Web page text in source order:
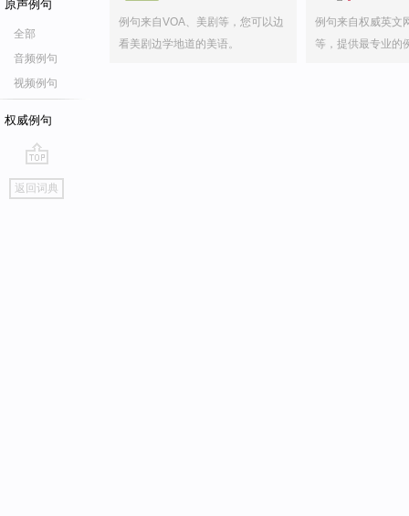
原声例句
全部
音频例句
视频例句
权威例句
go
top
返回词典
例句来自VOA、美剧等，您可以边
看美剧边学地道的美语。
例句来自权威英文
等，提供最专业的